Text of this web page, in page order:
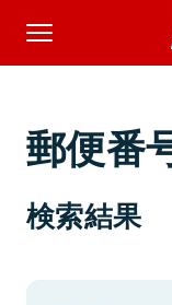
郵便番
検索結果